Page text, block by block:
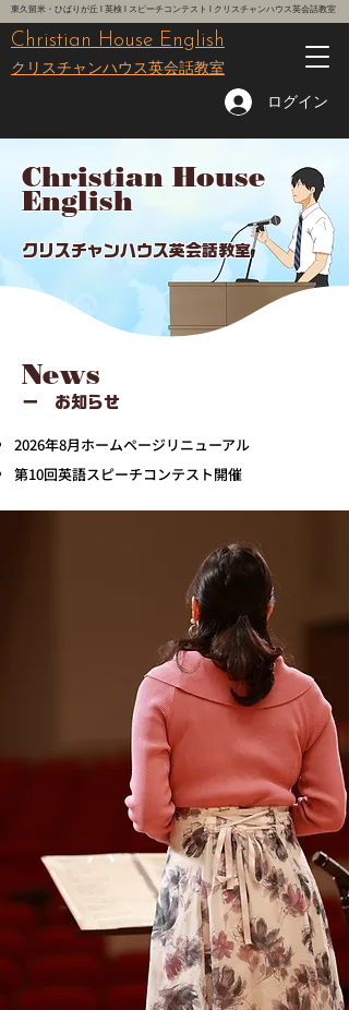
東久留米・ひばりが丘 l 英検 l スピーチコンテスト l クリスチャンハウス英会話教室
レッスン予約はこちら
Christian House English
クリスチャンハウス英会話教室
ログイン
Christian House
English
クリスチャンハウス英会話教室
News
ー お知らせ
2026年8月ホームページリニューアル
第10回英語スピーチコンテスト開催​​